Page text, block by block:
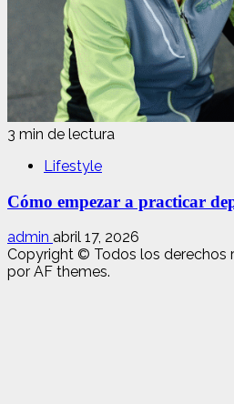
3 min de lectura
Lifestyle
Cómo empezar a practicar
admin abril 17, 2026
Copyright © Todos los derechos
por AF themes.